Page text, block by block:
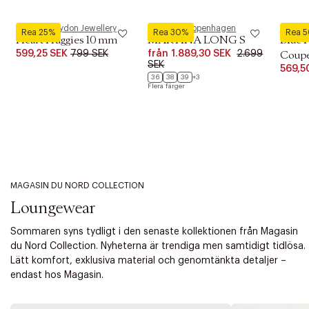
Rea 25%
Pernille Corydon Jewellery
Heart Huggies 10 mm
599,25 SEK 799 SEK
Rea 30%
Phenumb Copenhagen
MARTINA LONG S
från 1.889,30 SEK 2.699
SEK
36 38 39
+3
Flera färger
Rea
Royal
Blue
MAGASIN DU NORD COLLECTION
Loungewear
Sommaren syns tydligt i den senaste kollektionen från Magasin
du Nord Collection. Nyheterna är trendiga men samtidigt tidlösa.
Lätt komfort, exklusiva material och genomtänkta detaljer –
endast hos Magasin.